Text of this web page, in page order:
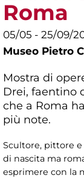
Roma
05/05 - 25/09/
Museo Pietro
Mostra di
Drei, faentino
che a Roma
più note.
Scultore, pittore
di nascita ma
esprimere con la